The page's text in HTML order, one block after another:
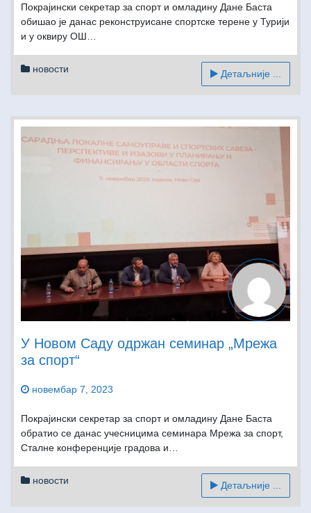
Покрајински секретар за спорт и омладину Дане Баста
обишао је данас реконструисане спортске терене у Турији
и у оквиру ОШ…
новости Детаљније ...
У Новом Саду одржан сeминар „Мрежа
за спорт“
новембар 7, 2023
Покрајински секретар за спорт и омладину Дане Баста
обратио се данас учесницима семинара Мрежa за спорт,
Сталне конференције градова и…
новости Детаљније ...